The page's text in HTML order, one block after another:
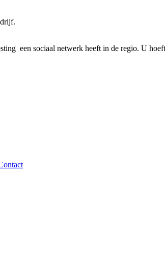
een sociaal netwerk heeft in de regio. U hoeft